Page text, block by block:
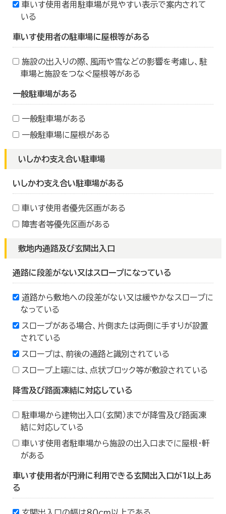
車いす使用者用駐車場が見やすい表示で案内されて
いる
車いす使用者の駐車場に屋根等がある
施設の出入りの際、風雨や雪などの影響を考慮し、駐
車場と施設をつなぐ屋根等がある
一般駐車場がある
一般駐車場がある
一般駐車場に屋根がある
いしかわ支え合い駐車場
いしかわ支え合い駐車場がある
車いす使用者優先区画がある
障害者等優先区画がある
敷地内通路及び玄関出入口
通路に段差がない又はスロープになっている
道路から敷地への段差がない又は緩やかなスロープに
なっている
スロープがある場合、片側または両側に手すりが設置
されている
スロープは、前後の通路と識別されている
スロープ上端には、点状ブロック等が敷設されている
降雪及び路面凍結に対応している
駐車場から建物出入口（玄関）までが降雪及び路面凍
結に対応している
車いす使用者駐車場から施設の出入口までに屋根・軒
がある
車いす使用者が円滑に利用できる玄関出入口が１以上あ
る